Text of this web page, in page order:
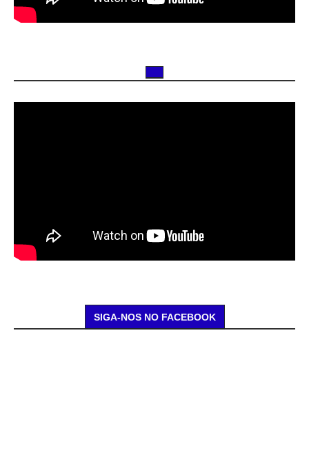
SIGA-NOS NO FACEBOOK